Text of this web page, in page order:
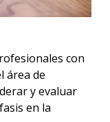
con
área de
y evaluar
en la